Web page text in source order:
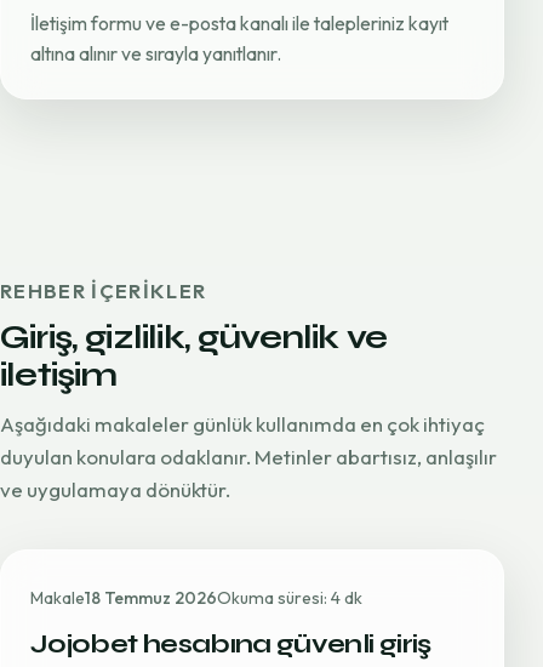
İletişim formu ve e-posta kanalı ile talepleriniz kayıt
altına alınır ve sırayla yanıtlanır.
REHBER IÇERIKLER
Giriş, gizlilik, güvenlik ve
iletişim
Aşağıdaki makaleler günlük kullanımda en çok ihtiyaç
duyulan konulara odaklanır. Metinler abartısız, anlaşılır
ve uygulamaya dönüktür.
Makale18 Temmuz 2026Okuma süresi: 4 dk
Jojobet hesabına güvenli giriş